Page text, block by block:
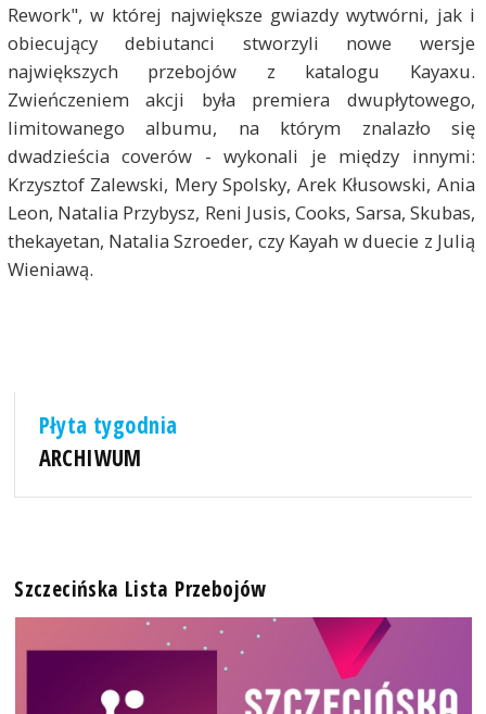
Rework", w której największe gwiazdy wytwórni, jak i
obiecujący debiutanci stworzyli nowe wersje
największych przebojów z katalogu Kayaxu.
Zwieńczeniem akcji była premiera dwupłytowego,
limitowanego albumu, na którym znalazło się
dwadzieścia coverów - wykonali je między innymi:
Krzysztof Zalewski, Mery Spolsky, Arek Kłusowski, Ania
Leon, Natalia Przybysz, Reni Jusis, Cooks, Sarsa, Skubas,
thekayetan, Natalia Szroeder, czy Kayah w duecie z Julią
Wieniawą.
Płyta tygodnia
ARCHIWUM
Szczecińska Lista Przebojów